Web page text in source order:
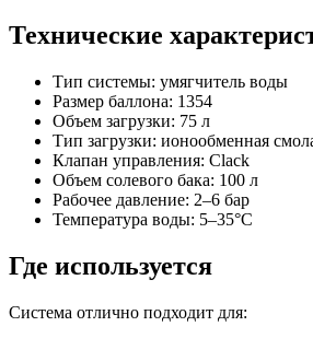
Технические
Тип системы: умягчитель воды
Размер баллона: 1354
Объем загрузки: 75 л
Тип загрузки: ионообменная
Клапан управления: Clack
Объем солевого бака: 100 л
Рабочее давление: 2–6 бар
Температура воды: 5–35°C
Где используется
Система отлично подходит для: